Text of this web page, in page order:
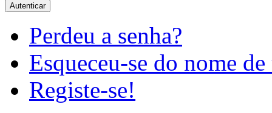
Autenticar
Perdeu a senha?
Esqueceu-se do nome
Registe-se!